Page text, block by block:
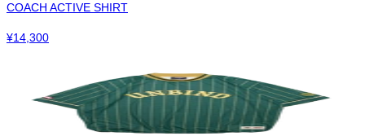
COACH ACTIVE SHIRT
¥14,300